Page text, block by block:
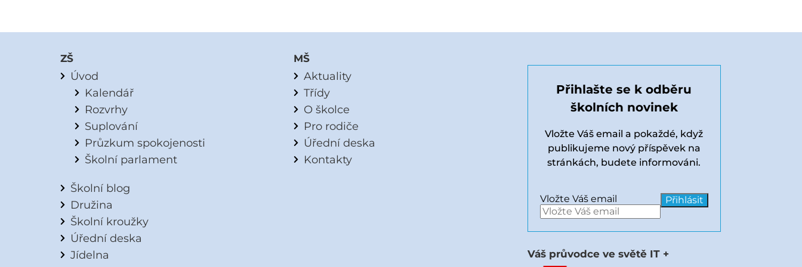
ZŠ
Úvod
Kalendář
Rozvrhy
Suplování
Průzkum spokojenosti
Školní parlament
Školní blog
Družina
Školní kroužky
Úřední deska
Jídelna
MŠ
Aktuality
Třídy
O školce
Pro rodiče
Úřední deska
Kontakty
Přihlašte se k odběru
školních novinek
Vložte Váš email a pokaždé, když
publikujeme nový příspěvek na
stránkách, budete informováni.
Vložte Váš email
Váš průvodce ve světě IT +